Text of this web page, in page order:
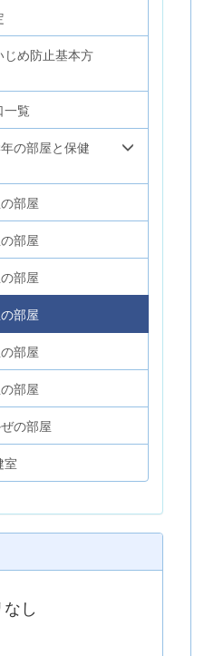
じめ防止基本方
一覧
の部屋と保健
部屋
部屋
部屋
部屋
部屋
部屋
の部屋
室
し